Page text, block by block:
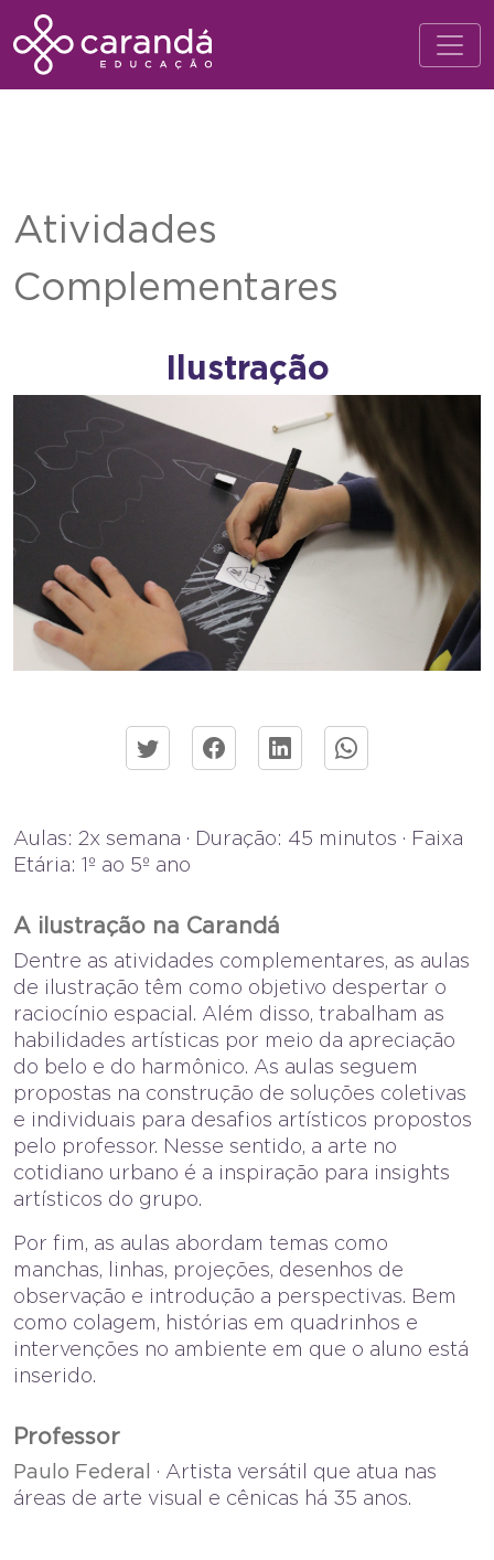
Atividades
Complementares
Ilustração
Aulas: 2x semana · Duração: 45 minutos · Faixa
Etária: 1º ao 5º ano
A ilustração na Carandá
Dentre as atividades complementares, as aulas
de ilustração têm como objetivo despertar o
raciocínio espacial. Além disso, trabalham as
habilidades artísticas por meio da apreciação
do belo e do harmônico. As aulas seguem
propostas na construção de soluções coletivas
e individuais para desafios artísticos propostos
pelo professor. Nesse sentido, a arte no
cotidiano urbano é a inspiração para insights
artísticos do grupo.
Por fim, as aulas abordam temas como
manchas, linhas, projeções, desenhos de
observação e introdução a perspectivas. Bem
como colagem, histórias em quadrinhos e
intervenções no ambiente em que o aluno está
inserido.
Professor
Paulo Federal
· Artista versátil que atua nas
áreas de arte visual e cênicas há 35 anos.